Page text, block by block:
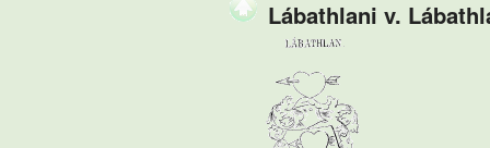
Lábathlani v.